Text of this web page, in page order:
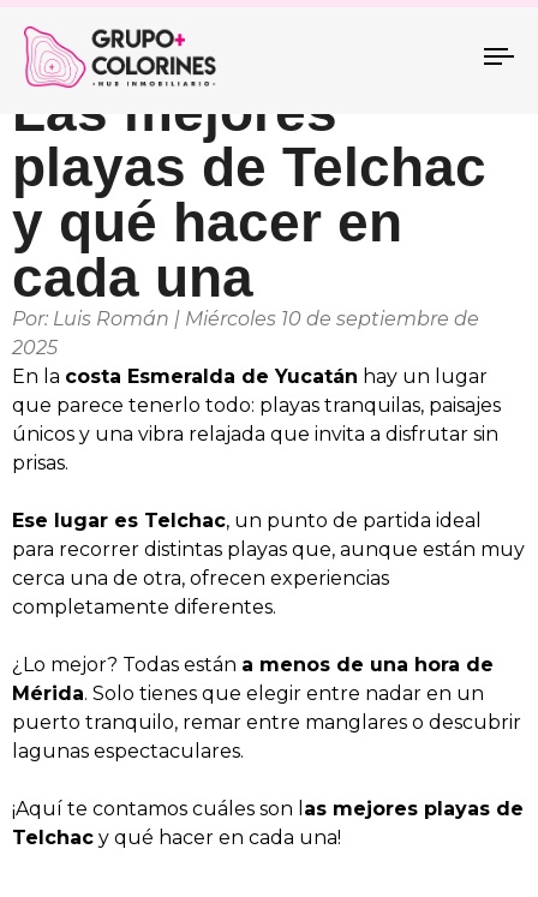
Las mejores
playas de Telchac
y qué hacer en
cada una
Por: Luis Román | Miércoles 10 de septiembre de
2025
En la costa Esmeralda de Yucatán hay un lugar
que parece tenerlo todo: playas tranquilas, paisajes
únicos y una vibra relajada que invita a disfrutar sin
prisas.
Ese lugar es Telchac, un punto de partida ideal
para recorrer distintas playas que, aunque están muy
cerca una de otra, ofrecen experiencias
completamente diferentes.
¿Lo mejor? Todas están a menos de una hora de
Mérida. Solo tienes que elegir entre nadar en un
puerto tranquilo, remar entre manglares o descubrir
lagunas espectaculares.
¡Aquí te contamos cuáles son l as mejores playas de
Telchac y qué hacer en cada una!